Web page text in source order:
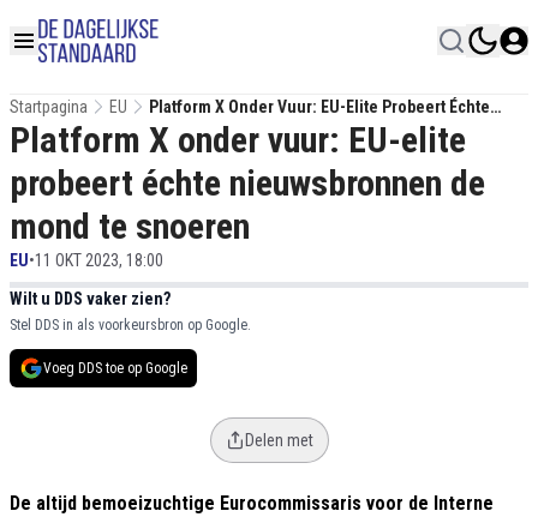
Startpagina EU
Platform X Onder Vuur: EU-Elite Probeert Échte
Nieuwsbronnen De Mond Te Snoeren
Platform X onder vuur: EU-elite
probeert échte nieuwsbronnen de
mond te snoeren
EU•11 OKT 2023, 18:00
Wilt u DDS vaker zien?
Stel DDS in als voorkeursbron op Google.
Voeg DDS toe op Google
Delen met
De altijd bemoeizuchtige Eurocommissaris voor de Interne